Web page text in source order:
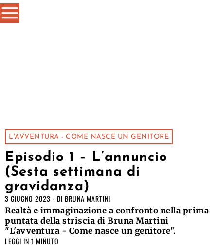
L'AVVENTURA - COME NASCE UN GENITORE
Episodio 1 – L’annuncio
(Sesta settimana di
gravidanza)
3 GIUGNO 2023 DI BRUNA MARTINI
Realtà e immaginazione a confronto nella prima
puntata della striscia di Bruna Martini
"L'avventura - Come nasce un genitore".
LEGGI IN 1 MINUTO